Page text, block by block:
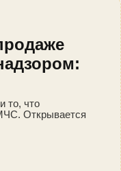
то, что
Открывается